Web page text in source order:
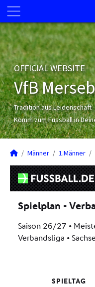
OFFICIAL WEBSITE
VfB
Tradition aus Leidenschaft
Komm zum Fussball in
Männer 1.Männer